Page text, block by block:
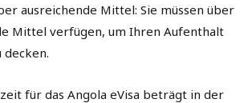
ausreichende Mittel: Sie müssen über
Mittel verfügen, um Ihren Aufenthalt
decken.
für das Angola eVisa beträgt in der